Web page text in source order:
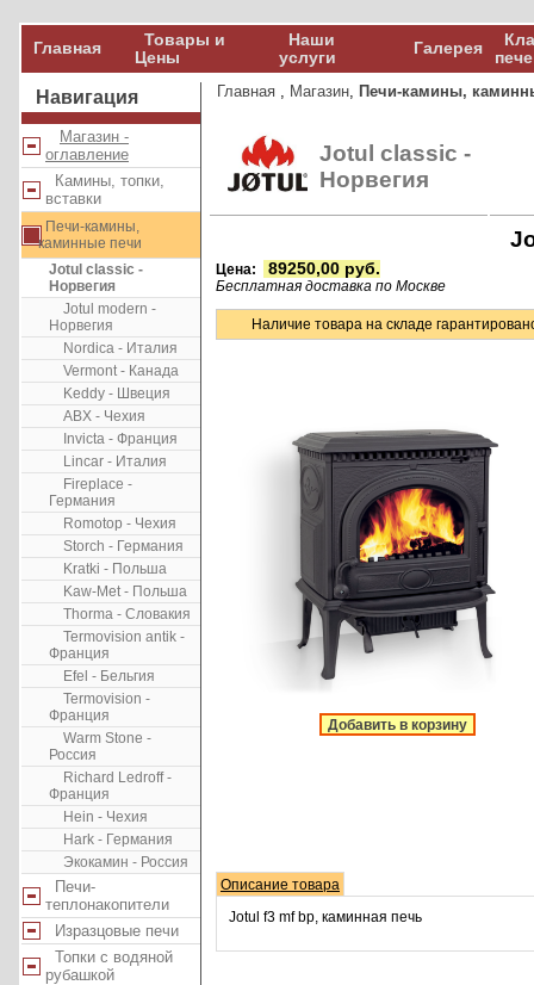
Главная
Товары и
Цены
Наши
услуги
Галерея
Навигация
Магазин -
оглавление
Камины, топки,
вставки
Печи-камины,
каминные печи
Jotul classic -
Норвегия
Jotul modern -
Норвегия
Nordica - Италия
Vermont - Канада
Keddy - Швеция
ABX - Чехия
Invicta - Франция
Lincar - Италия
Fireplace -
Германия
Romotop - Чехия
Storch - Германия
Kratki - Польша
Kaw-Met - Польша
Thorma - Словакия
Termovision antik -
Франция
Efel - Бельгия
Termovision -
Франция
Warm Stone -
Россия
Richard Ledroff -
Франция
Hein - Чехия
Hark - Германия
Экокамин - Россия
Печи-
теплонакопители
Изразцовые печи
Топки с водяной
рубашкой
Главная , Магазин, Печи-камины,
Jotul classic -
Норвегия
Цена: 89250,00 руб.
Бесплатная доставка по Москве
Наличие товара на складе
Добавить в корзину
Описание товара
Jotul f3 mf bp, каминная печь